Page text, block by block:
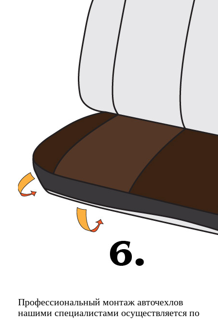
Профессиональный монтаж авточехлов
нашими специалистами осуществляется по